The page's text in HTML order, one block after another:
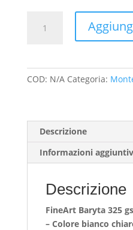
versante
nord
quantità
COD: N/A Categoria:
Descrizione
Informazioni
Descrizione
FineArt Baryta 325
– Colore bianco